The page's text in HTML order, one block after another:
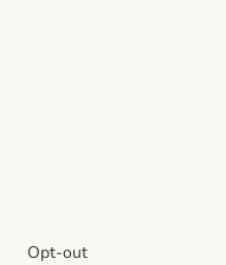
Opt-out